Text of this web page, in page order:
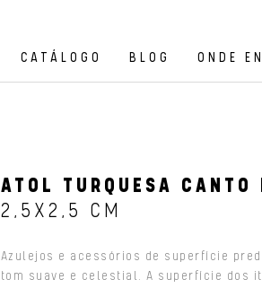
CATÁLOGO BLOG ONDE
ATOL TURQUESA CANTO
2,5X2,5 CM
Azulejos e acessórios de superfície
tom suave e celestial. A superfície dos